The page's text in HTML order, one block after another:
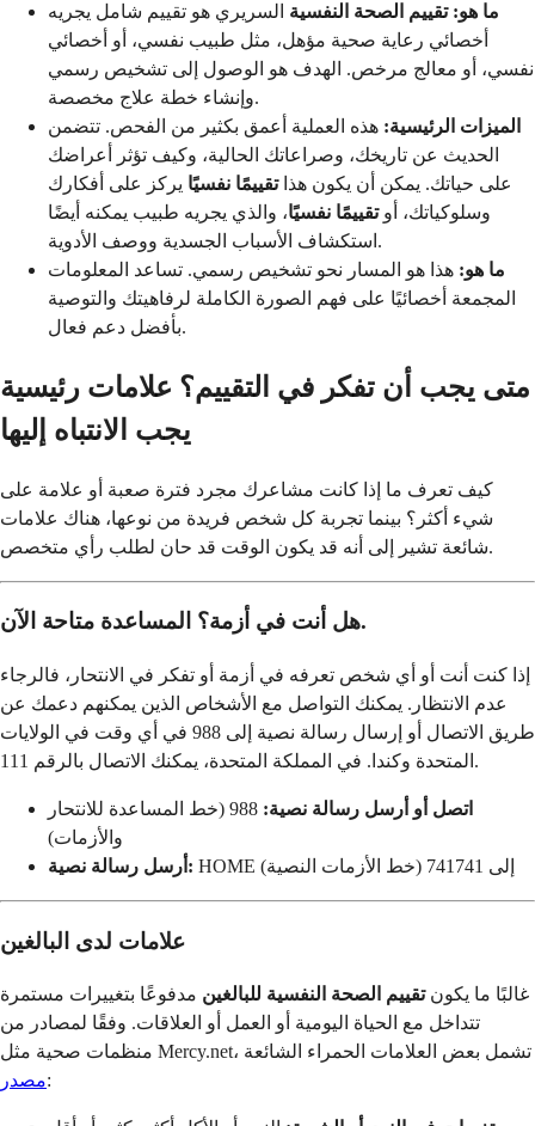
ما هو: تقييم الصحة النفسية السريري هو تقييم شامل يجريه
أخصائي رعاية صحية مؤهل، مثل طبيب نفسي، أو أخصائي
نفسي، أو معالج مرخص. الهدف هو الوصول إلى تشخيص رسمي
وإنشاء خطة علاج مخصصة.
الميزات الرئيسية: هذه العملية أعمق بكثير من الفحص. تتضمن
الحديث عن تاريخك، وصراعاتك الحالية، وكيف تؤثر أعراضك
على حياتك. يمكن أن يكون هذاتقييمًا نفسيًا يركز على أفكارك
وسلوكياتك، أوتقييمًا نفسيًا، والذي يجريه طبيب يمكنه أيضًا
استكشاف الأسباب الجسدية ووصف الأدوية.
ما هو: هذا هو المسار نحو تشخيص رسمي. تساعد المعلومات
المجمعة أخصائيًا على فهم الصورة الكاملة لرفاهيتك والتوصية
بأفضل دعم فعال.
متى يجب أن تفكر في التقييم؟ علامات رئيسية
يجب الانتباه إليها
كيف تعرف ما إذا كانت مشاعرك مجرد فترة صعبة أو علامة على
شيء أكثر؟ بينما تجربة كل شخص فريدة من نوعها، هناك علامات
شائعة تشير إلى أنه قد يكون الوقت قد حان لطلب رأي متخصص.
هل أنت في أزمة؟ المساعدة متاحة الآن.
إذا كنت أنت أو أي شخص تعرفه في أزمة أو تفكر في الانتحار، فالرجاء
عدم الانتظار. يمكنك التواصل مع الأشخاص الذين يمكنهم دعمك عن
طريق الاتصال أو إرسال رسالة نصية إلى 988 في أي وقت في الولايات
المتحدة وكندا. في المملكة المتحدة، يمكنك الاتصال بالرقم 111.
اتصل أو أرسل رسالة نصية:
988 (خط المساعدة للانتحار
والأزمات)
أرسل رسالة نصية:
HOME إلى 741741 (خط الأزمات النصية)
علامات لدى البالغين
غالبًا ما يكونتقييم الصحة النفسية للبالغين مدفوعًا بتغييرات مستمرة
تتداخل مع الحياة اليومية أو العمل أو العلاقات. وفقًا لمصادر من
منظمات صحية مثل Mercy.net، تشمل بعض العلامات الحمراء الشائعة
مصدر: